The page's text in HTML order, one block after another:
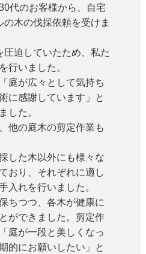
代のお客様から、自宅
木の伐採依頼を受けま
迫していたため、私た
行いました。
庭が広々として気持ち
に感謝しています」と
した。
他の庭木の剪定作業も
した木以外にも様々な
おり、それぞれに適し
入れを行いました。
ちつつ、各木が健康に
ができました。剪定作
庭が一段と美しくなっ
的にお願いしたい」と